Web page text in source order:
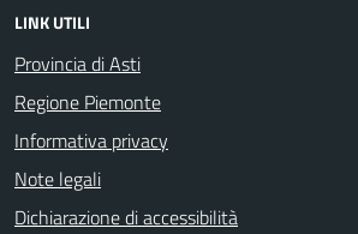
LINK UTILI
Provincia di Asti
Regione Piemonte
Informativa privacy
Note legali
Dichiarazione di accessibilità